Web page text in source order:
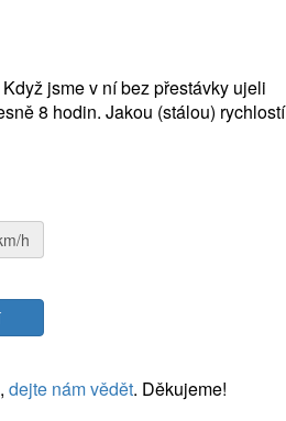
jsme v ní bez přestávky ujeli
8 hodin. Jakou (stálou) rychlostí
h
dejte nám vědět. Děkujeme!